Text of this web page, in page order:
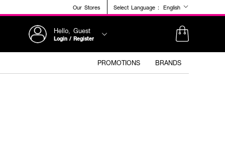
Our Stores Select Language : English
Hello, Guest
Login / Register
PROMOTIONS BRANDS